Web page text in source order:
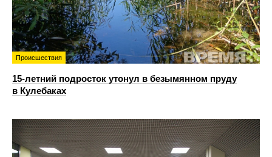
Происшествия
15-летний подросток утонул в безымянном пруду
в Кулебаках